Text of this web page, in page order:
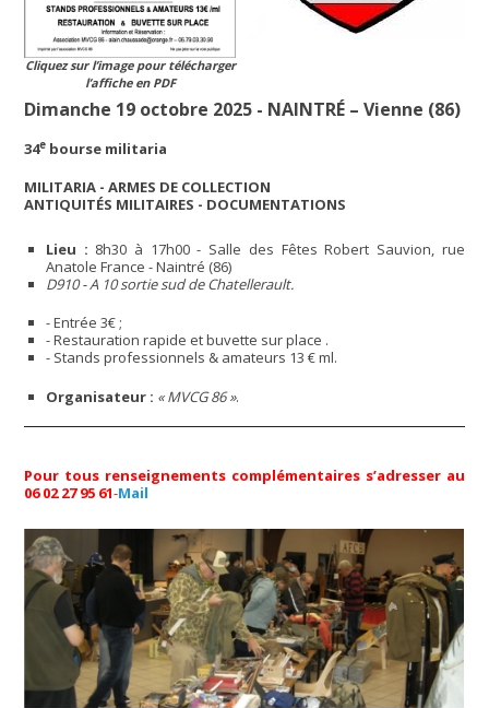
Cliquez sur l’image pour télécharger
l’affiche en PDF
Dimanche 19 octobre 2025 - NAINTRÉ – Vienne (86)
34e bourse militaria
MILITARIA - ARMES DE COLLECTION
ANTIQUITÉS MILITAIRES - DOCUMENTATIONS
Lieu : 8h30 à 17h00 - Salle des Fêtes Robert Sauvion, rue
Anatole France - Naintré (86)
D910 - A 10 sortie sud de Chatellerault.
- Entrée 3€ ;
- Restauration rapide et buvette sur place .
- Stands professionnels & amateurs 13 € ml.
Organisateur : « MVCG 86 ».
Pour tous renseignements complémentaires s’adresser au
06 02 27 95 61-Mail